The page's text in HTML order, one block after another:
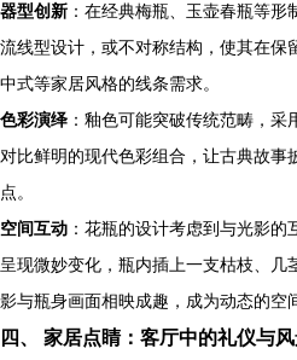
器型创新 ：在经典梅瓶、玉壶春瓶等
流线型设计，或不对称结构，使其在保
中式等家居风格的线条需求。
色彩演绎 ：釉色可能突破传统范畴，
对比鲜明的现代色彩组合，让古典故事
点。
空间互动 ：花瓶的设计考虑到与光影
呈现微妙变化，瓶内插上一支枯枝、几
影与瓶身画面相映成趣，成为动态的空
四、 家居点睛：客厅中的礼仪与